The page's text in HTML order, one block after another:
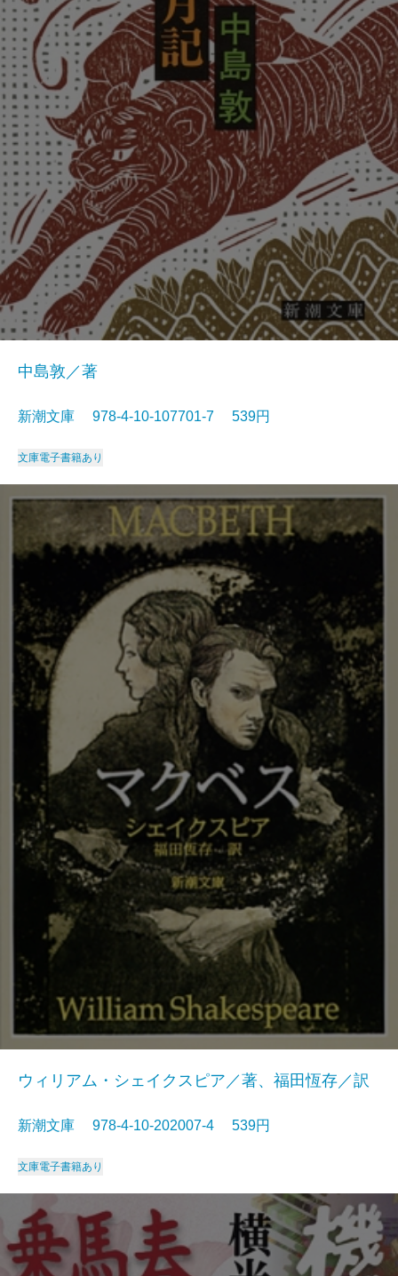
中島敦／著
新潮文庫 978-4-10-107701-7 539円
文庫電子書籍あり
ウィリアム・シェイクスピア／著、福田恆存／訳
新潮文庫 978-4-10-202007-4 539円
文庫電子書籍あり